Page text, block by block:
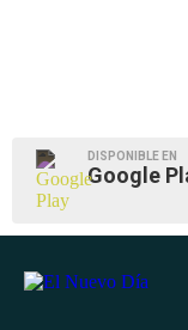
DISPONIBLE EN
Google